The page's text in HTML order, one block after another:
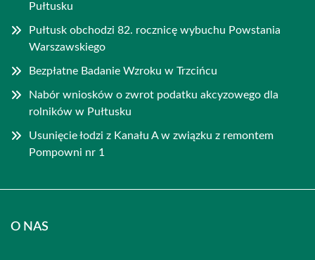
Pułtusku
Pułtusk obchodzi 82. rocznicę wybuchu Powstania
Warszawskiego
Bezpłatne Badanie Wzroku w Trzcińcu
Nabór wniosków o zwrot podatku akcyzowego dla
rolników w Pułtusku
Usunięcie łodzi z Kanału A w związku z remontem
Pompowni nr 1
O NAS